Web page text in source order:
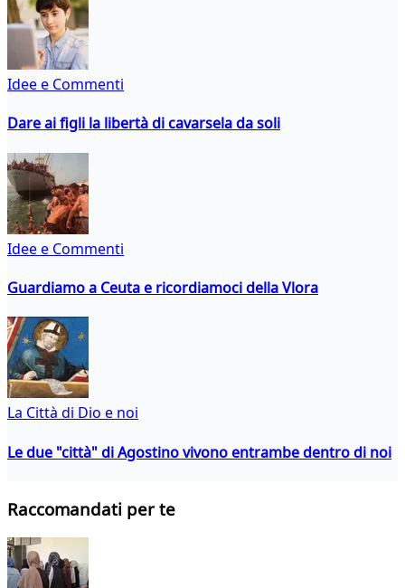
Idee e Commenti
Dare ai figli la libertà di cavarsela da soli
Idee e Commenti
Guardiamo a Ceuta e ricordiamoci della Vlora
La Città di Dio e noi
Le due "città" di Agostino vivono entrambe dentro di noi
Raccomandati per te